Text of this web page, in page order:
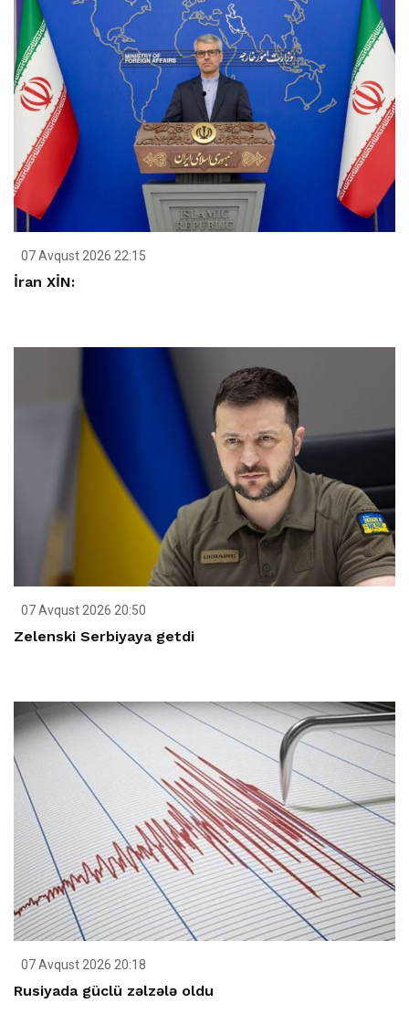
07 Avqust 2026 22:15
İran XİN:
07 Avqust 2026 20:50
Zelenski Serbiyaya getdi
07 Avqust 2026 20:18
Rusiyada güclü zəlzələ oldu